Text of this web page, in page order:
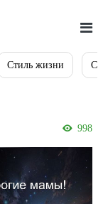
Стиль жизни
998